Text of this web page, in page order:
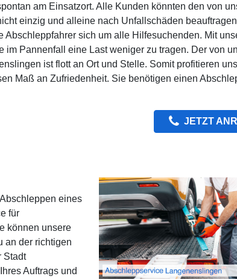
am Einsatzort. Alle Kunden könnten den von
einzig und alleine nach Unfallschäden
sich um alle Hilfesuchenden. Mit
im Pannenfall eine Last weniger zu tragen. Der von
ist flott an Ort und Stelle. Somit profitieren
Maß an Zufriedenheit. Sie benötigen einen
JETZT
eines
für
können unsere
an der richtigen
Stadt
Auftrags und